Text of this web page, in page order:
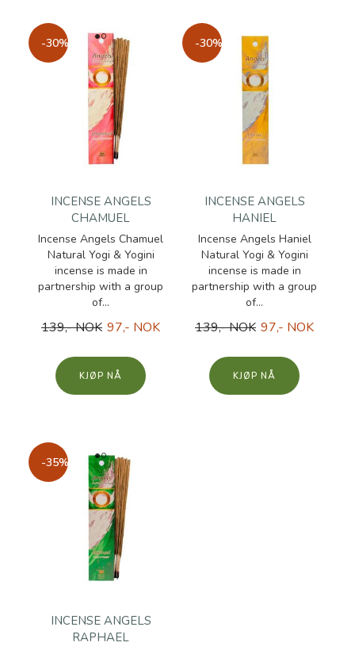
-30%
INCENSE ANGELS
CHAMUEL
Incense Angels Chamuel
Natural Yogi & Yogini
incense is made in
partnership with a group
of...
139,- NOK 97,- NOK
KJØP
-30%
INCENSE ANGELS
HANIEL
Incense Angels Haniel
Natural Yogi & Yogini
incense is made in
partnership with a group
of...
139,- NOK 97,- NOK
KJØP
-35%
INCENSE ANGELS
RAPHAEL